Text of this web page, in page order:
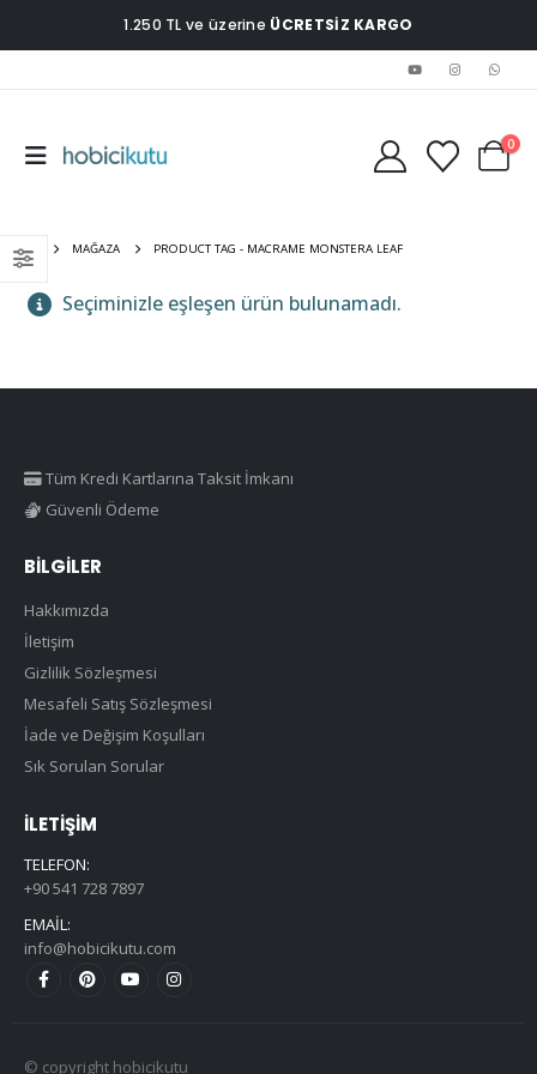
1.250 TL ve üzerine ÜCRETSİZ KARGO
0
EV MAĞAZA PRODUCT TAG - MACRAME MONSTERA LEAF
Seçiminizle eşleşen ürün bulunamadı.
Tüm Kredi Kartlarına Taksit İmkanı
Güvenli Ödeme
BILGILER
Hakkımızda
İletişim
Gizlilik Sözleşmesi
Mesafeli Satış Sözleşmesi
İade ve Değişim Koşulları
Sık Sorulan Sorular
İLETIŞIM
TELEFON:
+90 541 728 7897
EMAIL:
info@hobicikutu.com
© copyright hobicikutu